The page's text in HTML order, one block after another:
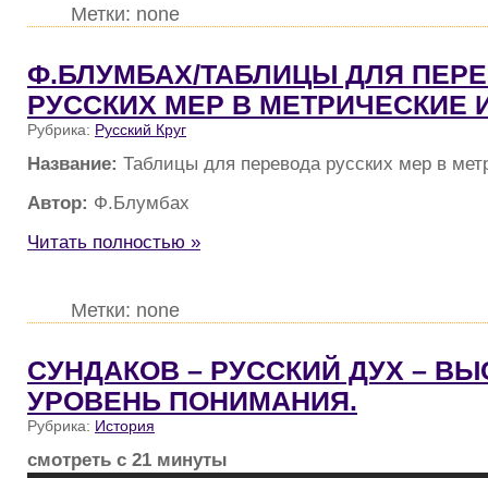
Метки: none
Ф.БЛУМБАХ/ТАБЛИЦЫ ДЛЯ
РУССКИХ МЕР В МЕТРИЧЕСКИЕ
Рубрика: Русский Круг
Название: Таблицы для перевода русских мер в
Автор: Ф.Блумбах
Читать полностью »
Метки: none
СУНДАКОВ – РУССКИЙ ДУХ –
УРОВЕНЬ ПОНИМАНИЯ.
Рубрика: История
смотреть с 21 минуты